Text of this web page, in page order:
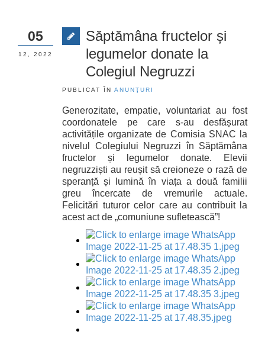
Săptămâna fructelor și
legumelor donate la
Colegiul Negruzzi
PUBLICAT ÎN ANUNŢURI
Generozitate, empatie, voluntariat au fost
coordonatele pe care s-au desfășurat
activitățile organizate de Comisia SNAC la
nivelul Colegiului Negruzzi în Săptămâna
fructelor și legumelor donate. Elevii
negruzziști au reușit să creioneze o rază de
speranță și lumină în viața a două familii
greu încercate de vremurile actuale.
Felicitări tuturor celor care au contribuit la
acest act de „comuniune sufletească”!
05
12, 2022